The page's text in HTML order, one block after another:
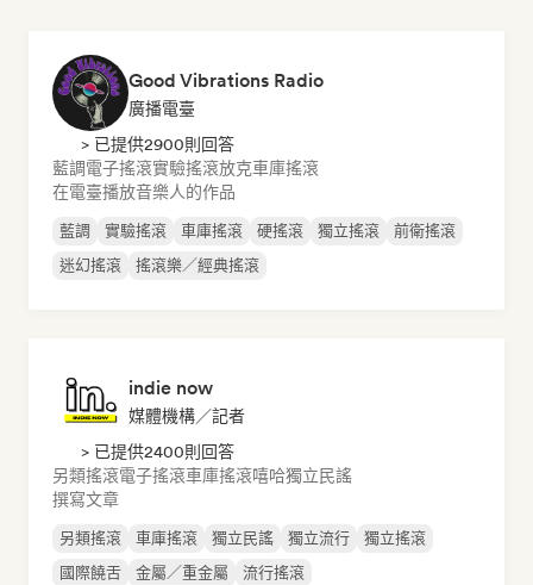
Good Vibrations Radio
廣播電臺
> 已提供2900則回答
藍調電子搖滾實驗搖滾放克車庫搖滾
在電臺播放音樂人的作品
藍調 實驗搖滾 車庫搖滾 硬搖滾 獨立搖滾
前衛搖滾
迷幻搖滾
搖滾樂／經典搖滾
indie now
媒體機構／記者
> 已提供2400則回答
另類搖滾電子搖滾車庫搖滾嘻哈獨立民謠
撰寫文章
另類搖滾 車庫搖滾 獨立民謠 獨立流行
獨立搖滾
國際饒舌
金屬／重金屬 流行搖滾